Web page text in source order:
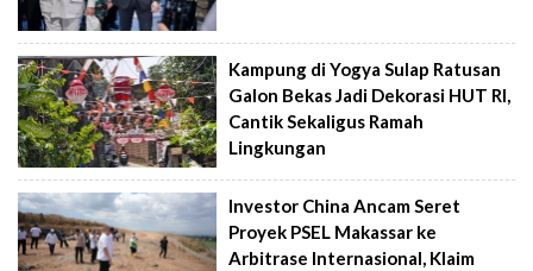
Kampung di Yogya Sulap Ratusan
Galon Bekas Jadi Dekorasi HUT RI,
Cantik Sekaligus Ramah
Lingkungan
Investor China Ancam Seret
Proyek PSEL Makassar ke
Arbitrase Internasional, Klaim